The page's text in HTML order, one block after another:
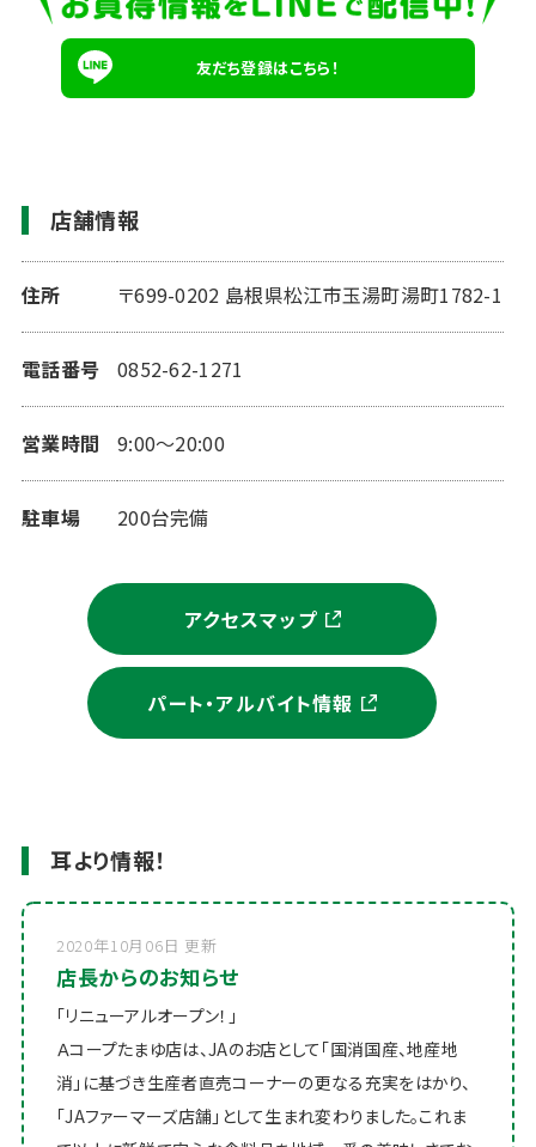
友だち登録はこちら！
店舗情報
住所 〒699-0202 島根県松江市玉湯町湯町1782-1
電話番号 0852-62-1271
営業時間 9:00～20:00
駐車場 200台完備
アクセスマップ
パート・アルバイト情報
耳より情報！
2020年10月06日 更新
店長からのお知らせ
「リニューアルオープン！」
Ａコープたまゆ店は、JAのお店として「国消国産、地産地
消」に基づき生産者直売コーナーの更なる充実をはかり、
「JAファーマーズ店舗」として生まれ変わりました。これま